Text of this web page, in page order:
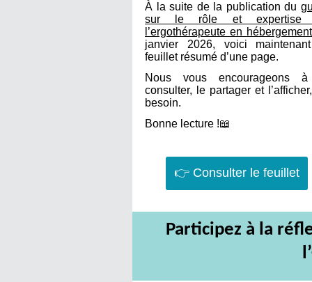
À la suite de la publication du
sur le rôle et expertise
l’ergothérapeute en hébergement
janvier 2026, voici
feuillet résumé d’une page.
Nous vous encourageons
consulter, le partager et
besoin.
Bonne lecture !📖
👉 Consulter le feuillet
Participez à la